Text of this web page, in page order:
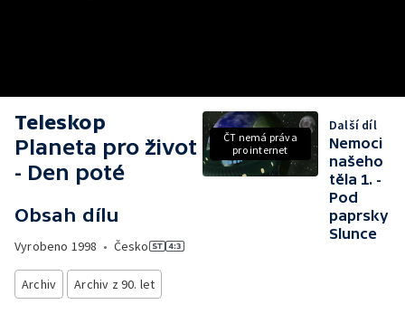
Teleskop
Planeta pro život
- Den poté
Obsah dílu
Vyrobeno 1998 • Česko
Archiv Archiv z 90. let
ČT nemá práva
pro internet
Další díl
Nemoci
našeho
těla 1. -
Pod
paprsky
Slunce